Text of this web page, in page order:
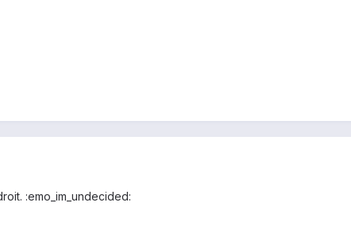
:emo_im_undecided: